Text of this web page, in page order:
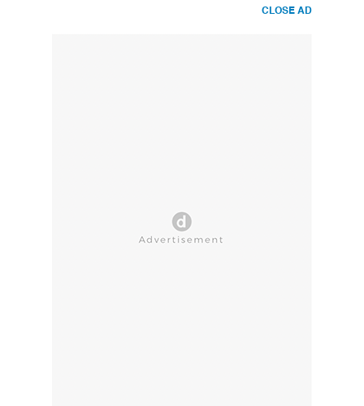
CLOSE AD